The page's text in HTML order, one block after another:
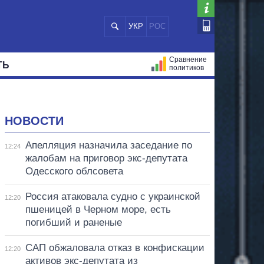
УКР РОС
Сравнение
политиков
НОВОСТИ
12:24
Апелляция назначила заседание по
жалобам на приговор экс-депутата
Одесского облсовета
12:20
Россия атаковала судно с украинской
пшеницей в Черном море, есть
погибший и раненые
12:20
САП обжаловала отказ в конфискации
активов экс-депутата из